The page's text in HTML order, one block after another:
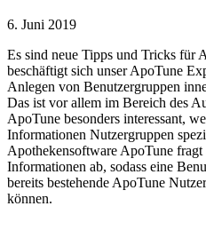
6. Juni 2019
Es sind neue Tipps und Tricks für
beschäftigt sich unser ApoTune
Anlegen von Benutzergruppen
Das ist vor allem im Bereich des
ApoTune besonders interessant,
Informationen Nutzergruppen
Apothekensoftware ApoTune
Informationen ab, sodass eine
bereits bestehende ApoTune
können.